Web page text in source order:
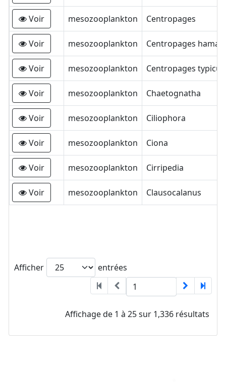
Voir mesozooplankton Centropages
Voir mesozooplankton Centropages
Voir mesozooplankton Centropages typicus
Voir mesozooplankton Chaetognatha
Voir mesozooplankton Ciliophora
Voir mesozooplankton Ciona
Voir mesozooplankton Cirripedia
Voir mesozooplankton Clausocalanus
Afficher entrées
Affichage de 1 à 25 sur 1,336 résultats